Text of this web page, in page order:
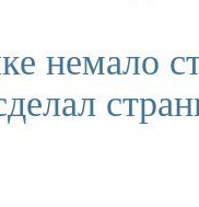
немало